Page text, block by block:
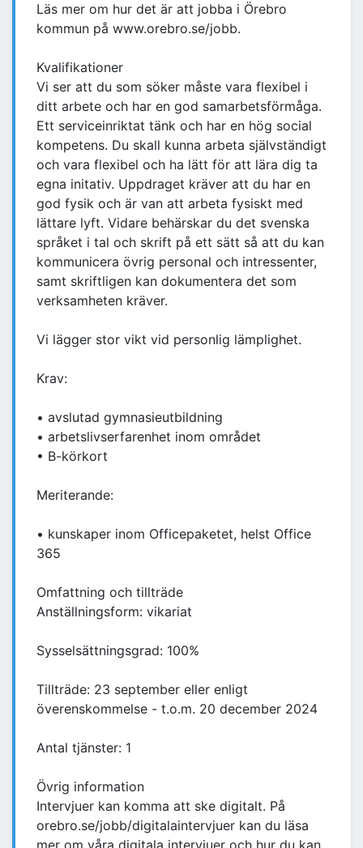
Läs mer om hur det är att jobba i Örebro
kommun på www.orebro.se/jobb.
Kvalifikationer
Vi ser att du som söker måste vara flexibel i
ditt arbete och har en god samarbetsförmåga.
Ett serviceinriktat tänk och har en hög social
kompetens. Du skall kunna arbeta självständigt
och vara flexibel och ha lätt för att lära dig ta
egna initativ. Uppdraget kräver att du har en
god fysik och är van att arbeta fysiskt med
lättare lyft. Vidare behärskar du det svenska
språket i tal och skrift på ett sätt så att du kan
kommunicera övrig personal och intressenter,
samt skriftligen kan dokumentera det som
verksamheten kräver.
Vi lägger stor vikt vid personlig lämplighet.
Krav:
• avslutad gymnasieutbildning
• arbetslivserfarenhet inom området
• B-körkort
Meriterande:
• kunskaper inom Officepaketet, helst Office
365
Omfattning och tillträde
Anställningsform: vikariat
Sysselsättningsgrad: 100%
Tillträde: 23 september eller enligt
överenskommelse - t.o.m. 20 december 2024
Antal tjänster: 1
Övrig information
Intervjuer kan komma att ske digitalt. På
orebro.se/jobb/digitalaintervjuer kan du läsa